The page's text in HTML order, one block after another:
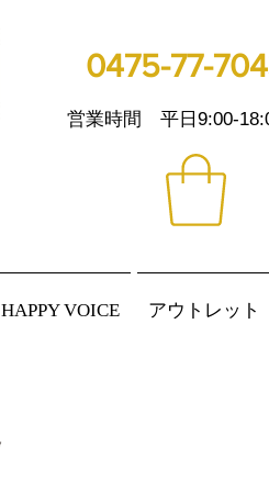
0475-77-
営業時間 平日9:00-
HAPPY VOICE アウトレット